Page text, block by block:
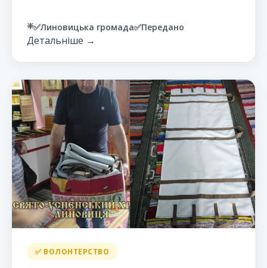
❇️✅Линовицька громада✅Передано
Детальніше →
✅ ВОЛОНТЕРСТВО